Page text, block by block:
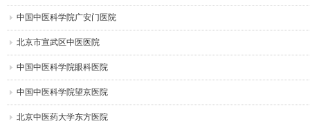
中国中医科学院广安门医院
北京市宣武区中医医院
中国中医科学院眼科医院
中国中医科学院望京医院
北京中医药大学东方医院